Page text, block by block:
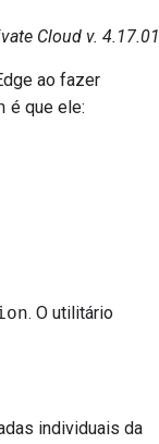
Cloud v. 4.17.01
ao fazer
é que ele:
. O utilitário
individuais da